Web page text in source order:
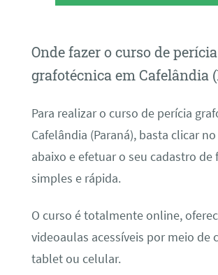
Onde fazer o curso de perícia
grafotécnica em Cafelândia
Para realizar o curso de perícia
Cafelândia (Paraná), basta clicar
abaixo e efetuar o seu cadastro de
simples e rápida.
O curso é totalmente online,
videoaulas acessíveis por meio de
tablet ou celular.